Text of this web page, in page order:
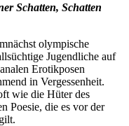
Schatten, Schatten
olympische
Jugendliche auf
Erotikposen
in Vergessenheit.
wie die Hüter des
Poesie, die es vor der